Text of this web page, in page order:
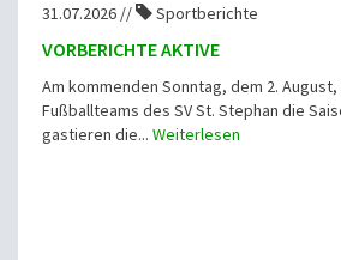
31.07.2026 // Sportberichte
VORBERICHTE AKTIVE
Am kommenden Sonntag, dem 2.
Fußballteams des SV St. Stephan die
gastieren die... Weiterlesen